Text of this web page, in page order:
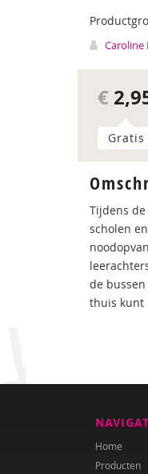
Caroline
€
Gratis
Tijdens
scholen
de
thuis kunt
Home
Producten